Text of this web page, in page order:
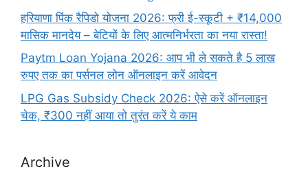
हरियाणा पिंक रैपिडो योजना 2026: फ्री ई-स्कूटी + ₹14,000
मासिक मानदेय – बेटियों के लिए आत्मनिर्भरता का नया रास्ता!
Paytm Loan Yojana 2026: आप भी ले सकते है 5 लाख
रुपए तक का पर्सनल लोन ऑनलाइन करें आवेदन
LPG Gas Subsidy Check 2026: ऐसे करें ऑनलाइन
चेक, ₹300 नहीं आया तो तुरंत करें ये काम
Archive